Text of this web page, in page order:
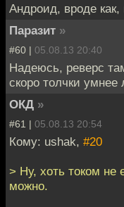
Андроид, вроде
Паразит »
#60 | 05.08.13 20:40
Надеюсь, реверс
скоро толчки умнее
ОКД »
#61 | 05.08.13 20:54
Кому: ushak, #20
> Ну, хоть током не
можно.